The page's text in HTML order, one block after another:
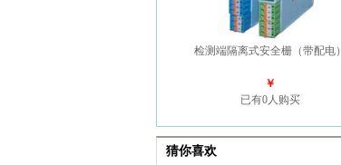
检测端隔离式安全栅（带配电）
￥
已有0人购买
猜你喜欢